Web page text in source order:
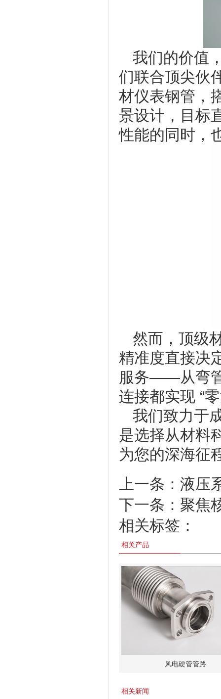
我们的价值
们联合顶尖伙
材仪表钢管，
景设计，目标
性能的同时，
然而，顶级
精准度直接决
服务——从弯
连接都实现 “
我们致力于
是选择从材料
为您的深海征
上一条： 液压
下一条： 聚焦
相关标签：
相关产品
风电硬管管路
相关新闻